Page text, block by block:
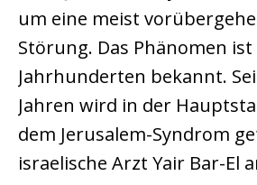
um eine meist
Störung. Das Phänomen ist
Jahrhunderten bekannt.
Jahren wird in der
dem Jerusalem-Syndrom
israelische Arzt Yair Bar-El